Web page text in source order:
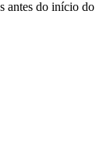
antes do início do